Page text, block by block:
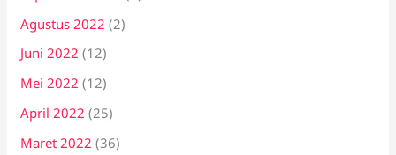
Agustus 2022 (2)
Juni 2022 (12)
Mei 2022 (12)
April 2022 (25)
Maret 2022 (36)